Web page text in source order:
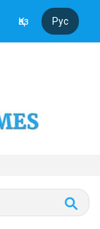
Қаз Рус